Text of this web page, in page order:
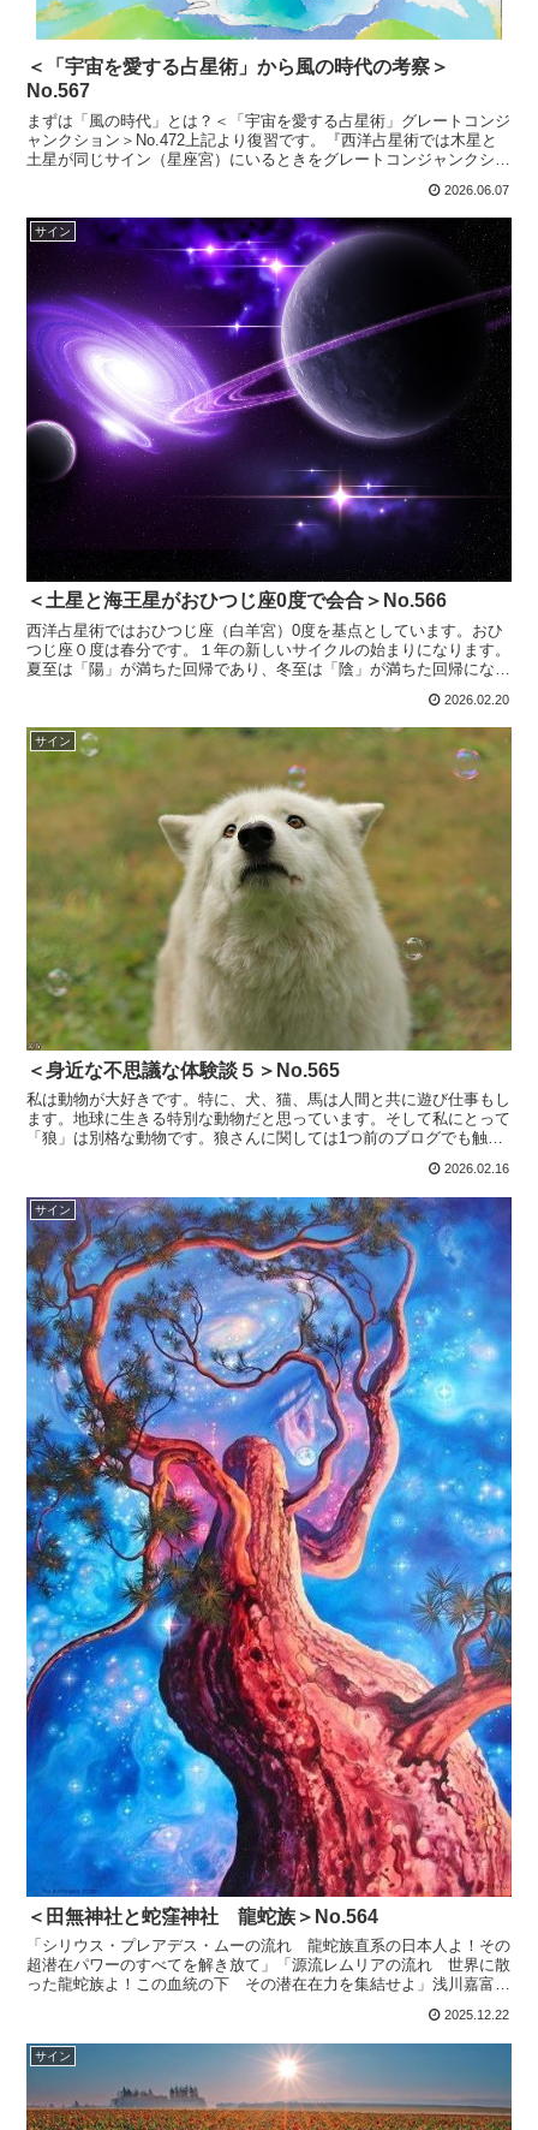
＜「宇宙を愛する占星術」から風の時代の考察＞
No.567
まずは「風の時代」とは？＜「宇宙を愛する占星術」グレートコンジ
ャンクション＞No.472上記より復習です。『西洋占星術では木星と
土星が同じサイン（星座宮）にいるときをグレートコンジャンクショ
2026.06.07
サイン
＜土星と海王星がおひつじ座0度で会合＞No.566
西洋占星術ではおひつじ座（白羊宮）0度を基点としています。おひ
つじ座０度は春分です。１年の新しいサイクルの始まりになります。
夏至は「陽」が満ちた回帰であり、冬至は「陰」が満ちた回帰になり
2026.02.20
サイン
＜身近な不思議な体験談５＞No.565
私は動物が大好きです。特に、犬、猫、馬は人間と共に遊び仕事もし
ます。地球に生きる特別な動物だと思っています。そして私にとって
「狼」は別格な動物です。狼さんに関しては1つ前のブログでも触れ
2026.02.16
サイン
＜田無神社と蛇窪神社 龍蛇族＞No.564
「シリウス・プレアデス・ムーの流れ 龍蛇族直系の日本人よ！その
超潜在パワーのすべてを解き放て」「源流レムリアの流れ 世界に散
った龍蛇族よ！この血統の下 その潜在在力を集結せよ」浅川嘉富氏
2025.12.22
サイン